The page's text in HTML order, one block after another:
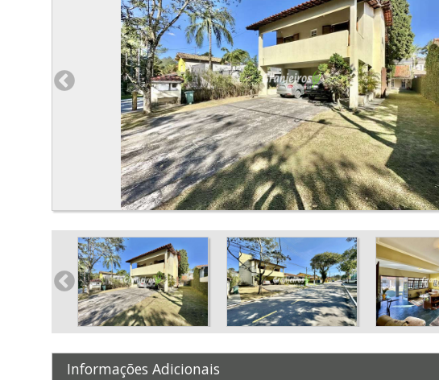
Informações Adicionais